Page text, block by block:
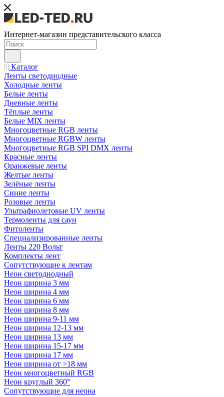
Интернет-магазин представительского класса
Каталог
Ленты светодиодные
Холодные ленты
Белые ленты
Дневные ленты
Тёплые ленты
Белые MIX ленты
Многоцветные RGB ленты
Многоцветные RGBW ленты
Многоцветные RGB SPI DMX ленты
Красные ленты
Оранжевые ленты
Желтые ленты
Зелёные ленты
Синие ленты
Розовые ленты
Ультрафиолетовые UV ленты
Термоленты для саун
Фитоленты
Специализированные ленты
Ленты 220 Вольт
Комплекты лент
Сопутствующие к лентам
Неон светодиодный
Неон ширина 3 мм
Неон ширина 4 мм
Неон ширина 6 мм
Неон ширина 8 мм
Неон ширина 9-11 мм
Неон ширина 12-13 мм
Неон ширина 13 мм
Неон ширина 15-17 мм
Неон ширина 17 мм
Неон ширина от >18 мм
Неон многоцветный RGB
Неон круглый 360°
Сопутствующие для неона